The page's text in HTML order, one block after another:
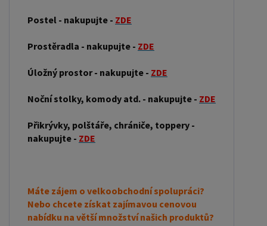
Postel - nakupujte - ZDE
Prostěradla - nakupujte - ZDE
Úložný prostor - nakupujte - ZDE
Noční stolky, komody atd. - nakupujte - ZDE
Přikrývky, polštáře, chrániče, toppery -
nakupujte - ZDE
Máte zájem o velkoobchodní spolupráci?
Nebo chcete získat zajímavou cenovou
nabídku na větší množství našich produktů?